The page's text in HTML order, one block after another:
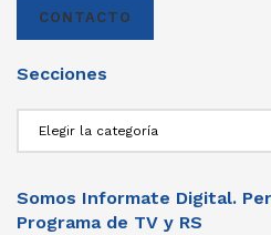
CONTACTO
Secciones
Somos Informate Digital.
Programa de TV y RS